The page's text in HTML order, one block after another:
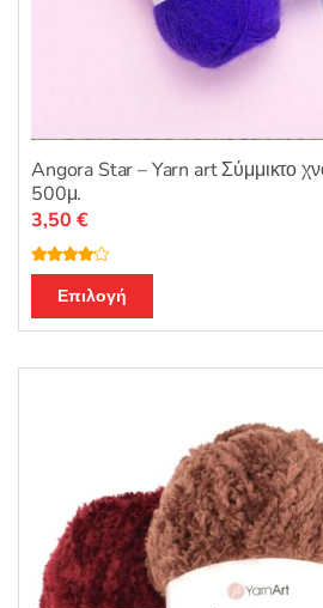
Angora Star – Yarn art Σύμμικτο
500μ.
Βαθμολο
γήθηκε με
4.00από
5
3,50 €
Επιλογή
το
έχει
παραλλαγές.
επιλογές
μπορούν
να
επιλεγούν